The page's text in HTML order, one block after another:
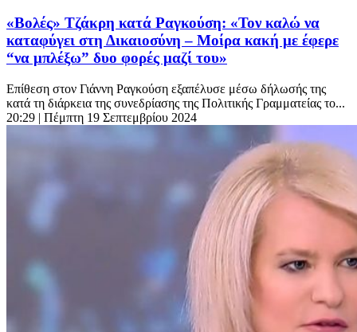
«Βολές» Τζάκρη κατά Ραγκούση: «Τον καλώ να
καταφύγει στη Δικαιοσύνη – Mοίρα κακή με έφερε
“να μπλέξω” δυο φορές μαζί του»
Επίθεση στον Γιάννη Ραγκούση εξαπέλυσε μέσω δήλωσής της
κατά τη διάρκεια της συνεδρίασης της Πολιτικής Γραμματείας το...
20:29 | Πέμπτη 19 Σεπτεμβρίου 2024